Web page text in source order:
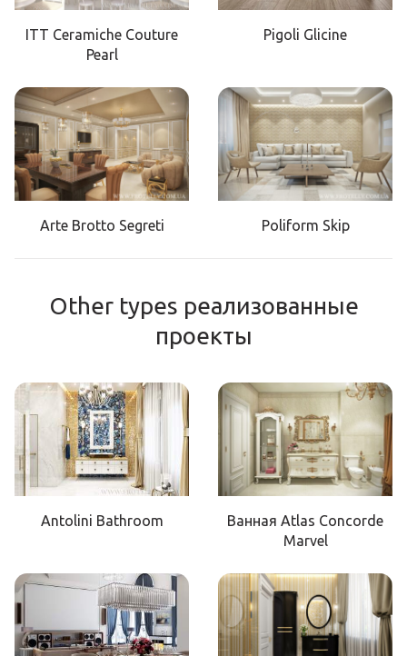
ITT Ceramiche Couture
Pearl
Pigoli Glicine
Arte Brotto Segreti Poliform Skip
Other types реализованные
проекты
Antolini Bathroom
Ванная Atlas Concorde
Marvel